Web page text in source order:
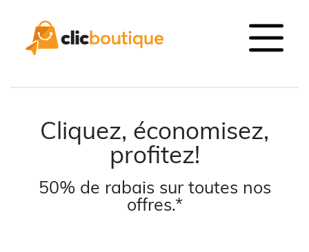
Cliquez, économisez,
profitez!
50% de rabais sur toutes nos
offres.*